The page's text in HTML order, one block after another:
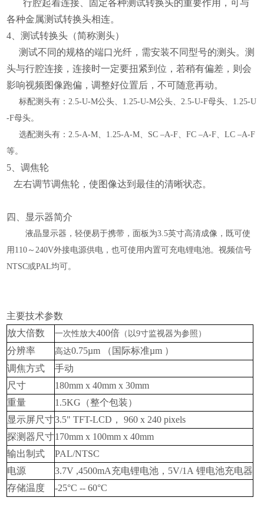
行腔起着连接、固定各种测试转换头的重要作用，可与
各种金属测试转换头相连。
4、测试转换头（简称测头）
测试不同的规格的端口光纤，需安装不同型号的测头。测
头与行腔连接，连接时一定要扭紧到位，若稍有偏差，则会
影响视频图像跑偏，调整好位置后，不可随意再动。
标配测头有：2.5-U-M公头、1.25-U-M公头、2.5-U-F母头、1.25-U
-F母头。
选配测头有：2.5-A-M、1.25-A-M、SC –A-F、FC –A-F、LC –A-F
等。
5、调焦轮
左右调节调焦轮，使图像达到最佳的清晰状态。
四、显示器简介
液晶显示器，轻便易于携带，面板为3.5英寸高清成像，既可使
用110～240V外接电源供电，也可使用内置可充电锂电池。视频信号
NTSC或PAL均可。
主要技术参数
放大倍数
一次性放大400倍 （以9寸监视器为参照）
分辨率 高达0.75µm （国际标准µm ）
调焦方式
手动
尺寸
180mm x 40mm x 30mm
重量
1.5KG（整个包装）
显示屏尺寸3.5" TFT-LCD，960 x 240 pixels
探测器尺寸170mm x 100mm x 40mm
输出制式
PAL/NTSC
电源
3.7V ,4500mA充电锂电池，5V/1A 锂电池充电器
存储温度
-25°C -- 60°C